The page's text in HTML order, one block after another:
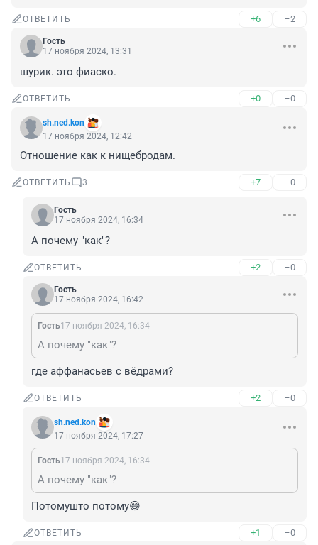
ОТВЕТИТЬ +6 –2
Гость
17 ноября 2024, 13:31
шурик. это фиаско.
ОТВЕТИТЬ +0 –0
sh.ned.kon
17 ноября 2024, 12:42
Отношение как к нищебродам.
ОТВЕТИТЬ 3 +7 –0
Гость
17 ноября 2024, 16:34
А почему "как"?
ОТВЕТИТЬ +2 –0
Гость
17 ноября 2024, 16:42
Гость17 ноября 2024, 16:34
А почему "как"?
где аффанасьев с вёдрами?
ОТВЕТИТЬ +2 –0
sh.ned.kon
17 ноября 2024, 17:27
Гость17 ноября 2024, 16:34
А почему "как"?
Потомушто потому😄
ОТВЕТИТЬ +1 –0